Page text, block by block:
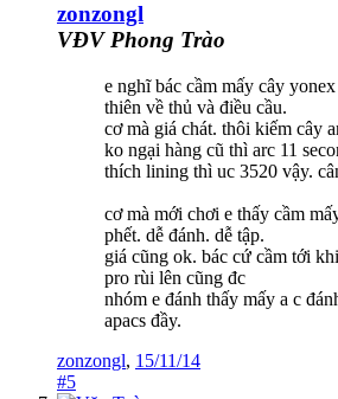
zonzongl
VĐV Phong Trào
e nghĩ bác cầm mấy cây
thiên về thủ và điều cầu.
cơ mà giá chát. thôi kiếm cây
ko ngại hàng cũ thì arc 11
thích lining thì uc 3520 vậy.
cơ mà mới chơi e thấy cầm
phết. dễ đánh. dễ tập.
giá cũng ok. bác cứ cầm tới
pro rùi lên cũng đc
nhóm e đánh thấy mấy a c
apacs đầy.
zonzongl, 15/11/14
#5